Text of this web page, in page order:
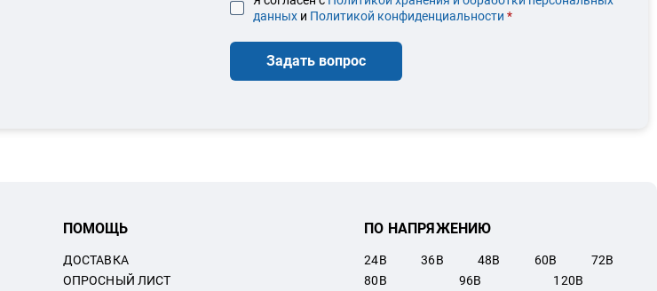
данных и Политикой конфиденциальности *
Задать вопрос
ПОМОЩЬ
ДОСТАВКА
ОПРОСНЫЙ ЛИСТ
ПО НАПРЯЖЕНИЮ
24В 36В 48В 60В 72В
80В 96В 120В